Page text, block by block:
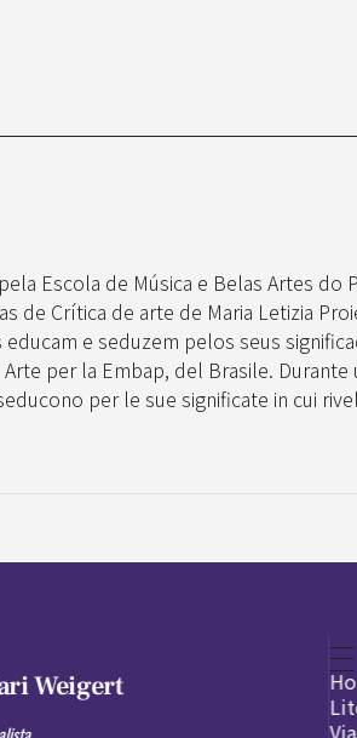
Escola de Música e Belas Artes do
Crítica de arte de Maria Letizia
e seduzem pelos seus
per la Embap, del Brasile.
per le sue significate in cui
Weigert